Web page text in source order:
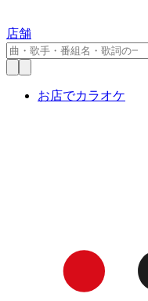
店舗
お店でカラオケ